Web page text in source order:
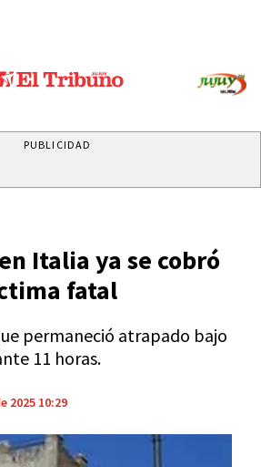
PUBLICIDAD
Italia ya se cobró
fatal
permaneció atrapado bajo
11 horas.
2025 10:29